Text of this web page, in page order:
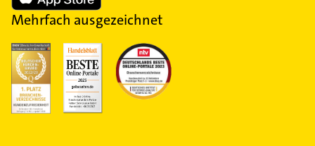
Mehrfach ausgezeichnet